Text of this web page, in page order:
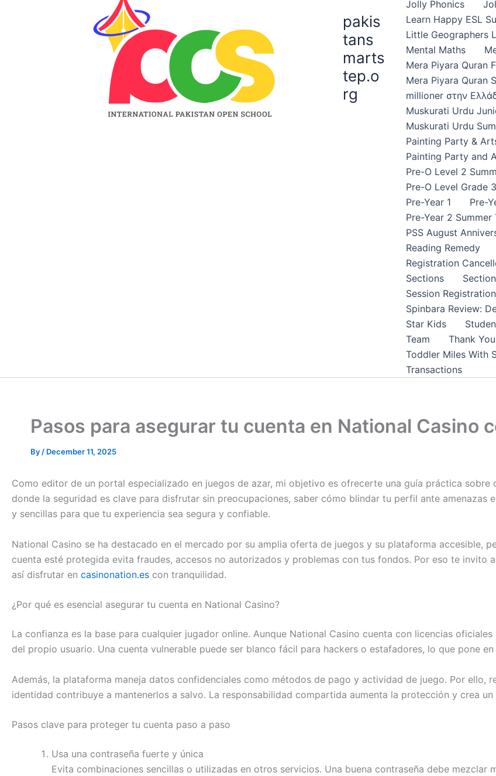
pakis
tans
marts
tep.o
rg
Jolly Phonics
Learn Happy ESL
Little Geographers
Mental Maths
Mera Piyara Quran
Mera Piyara Quran
millioner στην
Muskurati Urdu
Muskurati Urdu
Painting Party &
Painting Party and
Pre-O Level 2
Pre-O Level Grade
Pre-Year 1
Pre-
Pre-Year 2 Summer
PSS August
Reading Remedy
Registration
Sections
Session Registration
Spinbara Review:
Star Kids
Team
Thank You
Toddler Miles With
Transactions
Pasos para asegurar tu cuenta en National Casino
By / December 11, 2025
Como editor de un portal especializado en juegos de azar, mi objetivo es ofrecerte una guía práctica
donde la seguridad es clave para disfrutar sin preocupaciones, saber cómo blindar tu perfil ante amenazas
y sencillas para que tu experiencia sea segura y confiable.
National Casino se ha destacado en el mercado por su amplia oferta de juegos y su plataforma accesible,
cuenta esté protegida evita fraudes, accesos no autorizados y problemas con tus fondos. Por eso te invito
así disfrutar en casinonation.es con tranquilidad.
¿Por qué es esencial asegurar tu cuenta en National Casino?
La confianza es la base para cualquier jugador online. Aunque National Casino cuenta con licencias
del propio usuario. Una cuenta vulnerable puede ser blanco fácil para hackers o estafadores, lo que pone
Además, la plataforma maneja datos confidenciales como métodos de pago y actividad de juego. Por ello,
identidad contribuye a mantenerlos a salvo. La responsabilidad compartida aumenta la protección y crea
Pasos clave para proteger tu cuenta paso a paso
Usa una contraseña fuerte y única
Evita combinaciones sencillas o utilizadas en otros servicios. Una buena contraseña debe mezclar